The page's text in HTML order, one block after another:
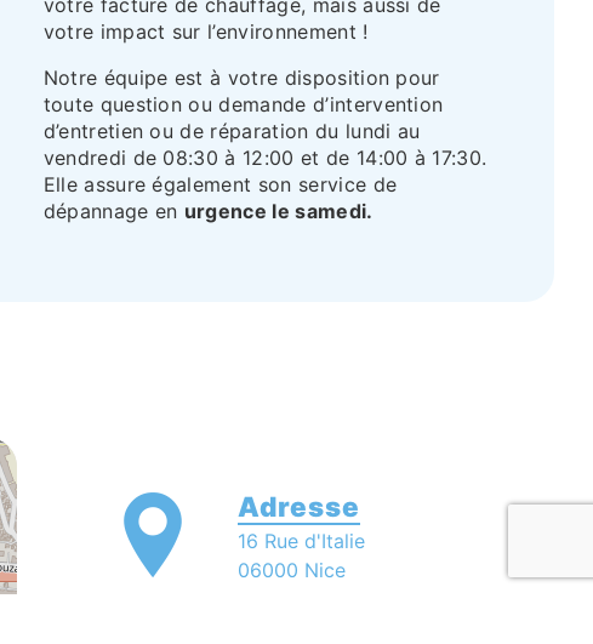
votre facture de chauffage, mais aussi de
votre impact sur l’environnement !
Notre équipe est à votre disposition pour
toute question ou demande d’intervention
d’entretien ou de réparation du lundi au
vendredi de 08:30 à 12:00 et de 14:00 à 17:30.
Elle assure également son service de
dépannage en urgence le samedi.
Adresse
16 Rue d'Italie
06000 Nice